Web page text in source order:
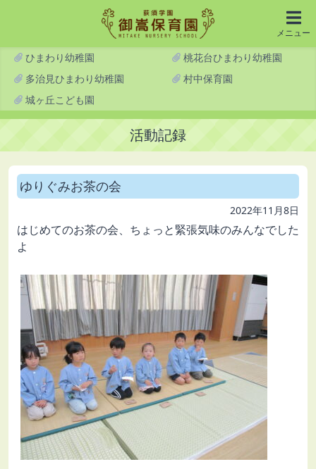
メニュー
ひまわり幼稚園
桃花台ひまわり幼稚園
多治見ひまわり幼稚園
村中保育園
城ヶ丘こども園
活動記録
ゆりぐみお茶の会
2022年11月8日
はじめてのお茶の会、ちょっと緊張気味のみんなでした
よ